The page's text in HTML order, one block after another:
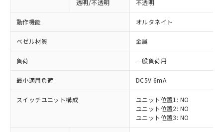
透明/不透明 不透明
動作機能 オルタネイト
ベゼル材質 金属
負荷 一般負荷用
最小適用負荷 DC5V 6mA
スイッチユニット構成
ユニット位置1: NO
ユニット位置2: NO
ユニット位置3: NO